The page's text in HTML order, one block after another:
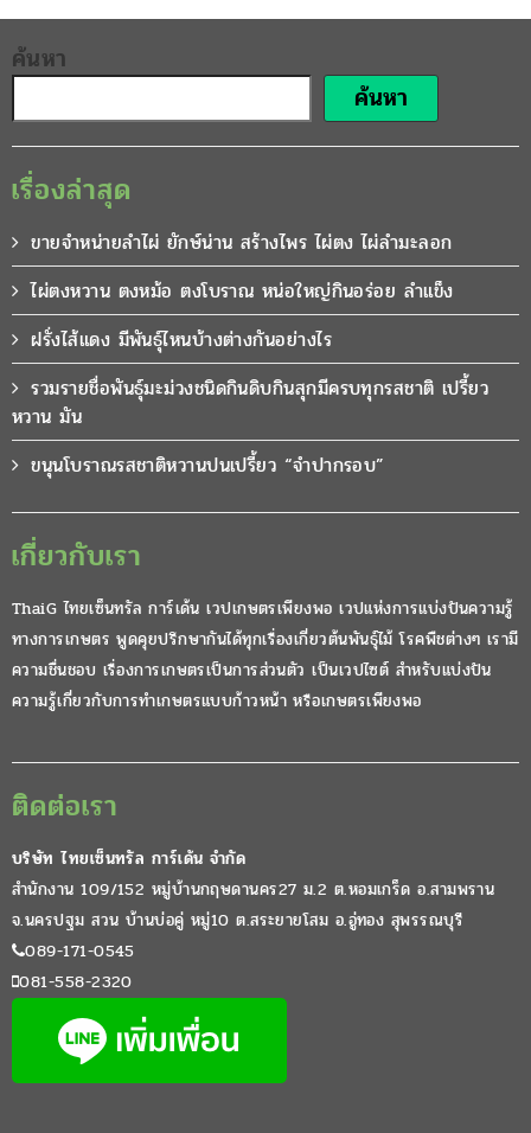
ค้นหา
ค้นหา
เรื่องล่าสุด
ขายจำหน่ายลำไผ่ ยักษ์น่าน สร้างไพร ไผ่ตง ไผ่ลำมะลอก
ไผ่ตงหวาน ตงหม้อ ตงโบราณ หน่อใหญ่กินอร่อย ลำแข็ง
ฝรั่งไส้แดง มีพันธุ์ไหนบ้างต่างกันอย่างไร
รวมรายชื่อพันธุ์มะม่วงชนิดกินดิบกินสุกมีครบทุกรสชาติ เปรี้ยว
หวาน มัน
ขนุนโบราณรสชาติหวานปนเปรี้ยว “จำปากรอบ”
เกี่ยวกับเรา
ThaiG ไทยเซ็นทรัล การ์เด้น เวปเกษตรเพียงพอ เวปแห่งการแบ่งปันความรู้
ทางการเกษตร พูดคุยปรึกษากันได้ทุกเรื่องเกี่ยวต้นพันธุ์ไม้ โรคพืชต่างๆ เรามี
ความชื่นชอบ เรื่องการเกษตรเป็นการส่วนตัว เป็นเวปไซต์ สำหรับแบ่งปัน
ความรู้เกี่ยวกับการทำเกษตรแบบก้าวหน้า หรือเกษตรเพียงพอ
ติดต่อเรา
บริษัท ไทยเซ็นทรัล การ์เด้น จำกัด
สำนักงาน 109/152 หมู่บ้านกฤษดานคร27 ม.2 ต.หอมเกร็ด อ.สามพราน
จ.นครปฐม สวน บ้านบ่อคู่ หมู่10 ต.สระยายโสม อ.อู่ทอง สุพรรณบุรี
089-171-0545
081-558-2320